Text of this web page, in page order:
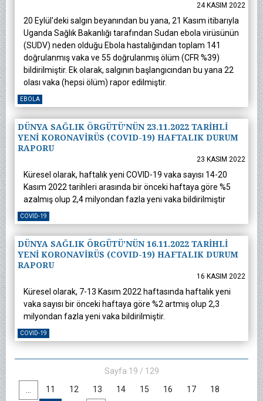
24 KASIM 2022
20 Eylül'deki salgın beyanından bu yana, 21 Kasım itibarıyla
Uganda Sağlık Bakanlığı tarafından Sudan ebola virüsünün
(SUDV) neden olduğu Ebola hastalığından toplam 141
doğrulanmış vaka ve 55 doğrulanmış ölüm (CFR %39)
bildirilmiştir. Ek olarak, salgının başlangıcından bu yana 22
olası vaka (hepsi ölüm) rapor edilmiştir.
EBOLA
DÜNYA SAĞLIK ÖRGÜTÜ’NÜN 23.11.2022 TARİHLİ
YENİ KORONAVİRÜS (COVID-19) HAFTALIK DURUM
RAPORU
23 KASIM 2022
Küresel olarak, haftalık yeni COVID-19 vaka sayısı 14-20
Kasım 2022 tarihleri arasında bir önceki haftaya göre %5
azalmış olup 2,4 milyondan fazla yeni vaka bildirilmiştir
COVID-19
DÜNYA SAĞLIK ÖRGÜTÜ’NÜN 16.11.2022 TARİHLİ
YENİ KORONAVİRÜS (COVID-19) HAFTALIK DURUM
RAPORU
16 KASIM 2022
Küresel olarak, 7-13 Kasım 2022 haftasında haftalık yeni
vaka sayısı bir önceki haftaya göre %2 artmış olup 2,3
milyondan fazla yeni vaka bildirilmiştir.
COVID-19
Sayfa 19 / 129
...
11 12 13 14 15 16 17 18